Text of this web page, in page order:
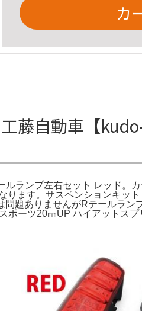
カ
自動車【kudo-
ランプ左右セット レッド。
す。サスペンションキット
題ありませんがRテールラン
ーツ20㎜UP ハイアットス